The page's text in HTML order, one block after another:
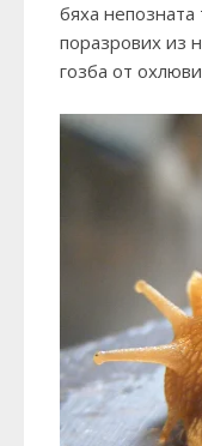
бяха
поразрових из
гозба от